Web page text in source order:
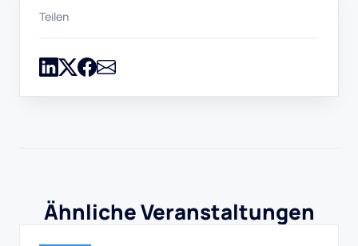
Teilen
Ähnliche Veranstaltungen